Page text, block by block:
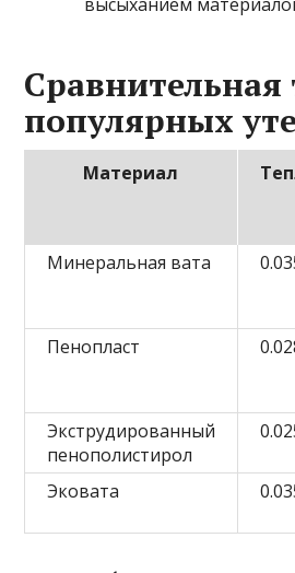
Сравнительная
популярных
Материал
Минеральная вата
Пенопласт
Экструдированный
пенополистирол
Эковата